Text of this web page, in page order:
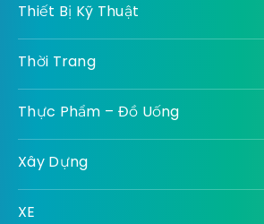
Thiết Bị Kỹ Thuật
Thời Trang
Thực Phẩm – Đồ Uống
Xây Dựng
XE